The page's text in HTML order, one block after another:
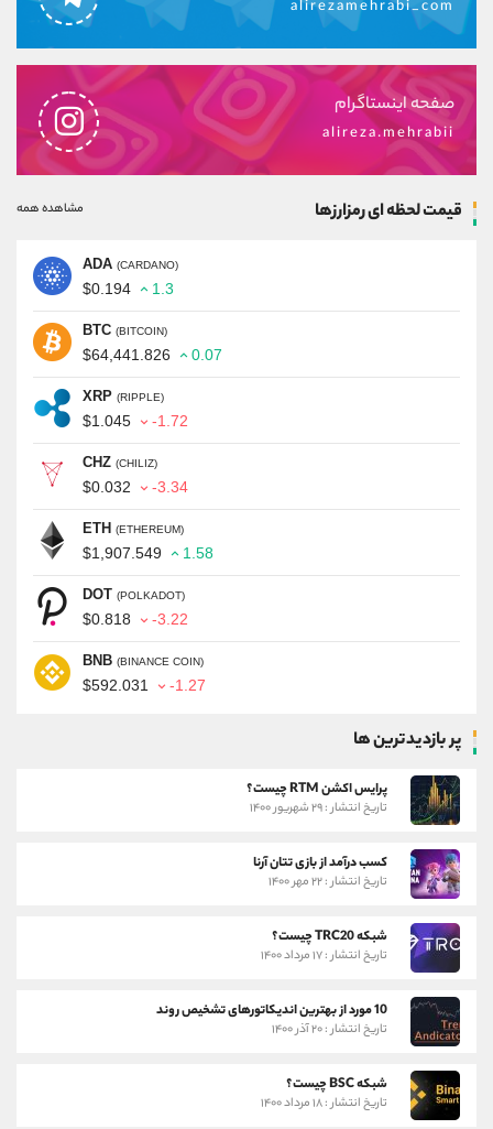
alirezamehrabi_com
صفحه اینستاگرام
alireza.mehrabii
قیمت لحظه ای رمزارزها مشاهده همه
ADA (CARDANO)
$0.194 1.3
BTC (BITCOIN)
$64,441.826 0.07
XRP (RIPPLE)
$1.045 -1.72
CHZ (CHILIZ)
$0.032 -3.34
ETH (ETHEREUM)
$1,907.549 1.58
DOT (POLKADOT)
$0.818 -3.22
BNB (BINANCE COIN)
$592.031 -1.27
پر بازدیدترین ها
پرایس اکشن RTM چیست؟
تاریخ انتشار : ۲۹ شهریور ۱۴۰۰
کسب درآمد از بازی تتان آرنا
تاریخ انتشار : ۲۲ مهر ۱۴۰۰
شبکه TRC20 چیست؟
تاریخ انتشار : ۱۷ مرداد ۱۴۰۰
10 مورد از بهترین اندیکاتورهای تشخیص روند
تاریخ انتشار : ۲۰ آذر ۱۴۰۰
شبکه BSC چیست؟
تاریخ انتشار : ۱۸ مرداد ۱۴۰۰